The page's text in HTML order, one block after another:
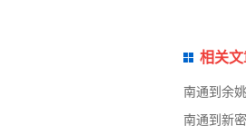
相关文
南通到余
南通到新